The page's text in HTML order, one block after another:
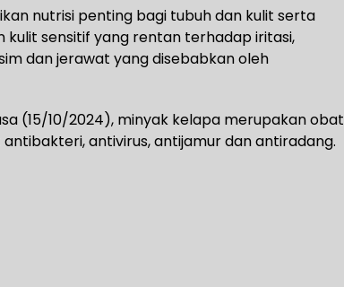
nutrisi penting bagi tubuh dan kulit serta
sensitif yang rentan terhadap iritasi,
dan jerawat yang disebabkan oleh
(15/10/2024), minyak kelapa merupakan obat
antivirus, antijamur dan antiradang.